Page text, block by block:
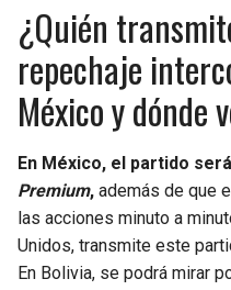
¿Quién
repechaje
México y dónde
En México, el partido
Premium, además de que
las acciones minuto a
Unidos, transmite este
En Bolivia, se podrá mirar